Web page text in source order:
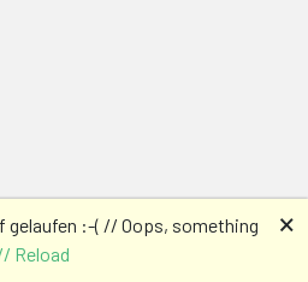
gelaufen :-( // Oops, something
Reload
🗙